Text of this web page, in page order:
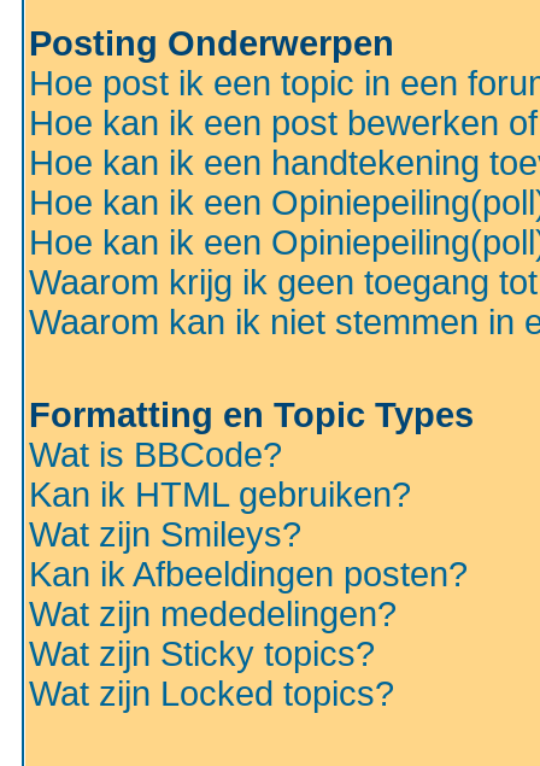
Posting Onderwerpen
Hoe post ik een topic in een
Hoe kan ik een post bewerken
Hoe kan ik een handtekening
Hoe kan ik een
Hoe kan ik een
Waarom krijg ik geen toegang
Waarom kan ik niet stemmen in
Formatting en Topic Types
Wat is BBCode?
Kan ik HTML gebruiken?
Wat zijn Smileys?
Kan ik Afbeeldingen posten?
Wat zijn mededelingen?
Wat zijn Sticky topics?
Wat zijn Locked topics?